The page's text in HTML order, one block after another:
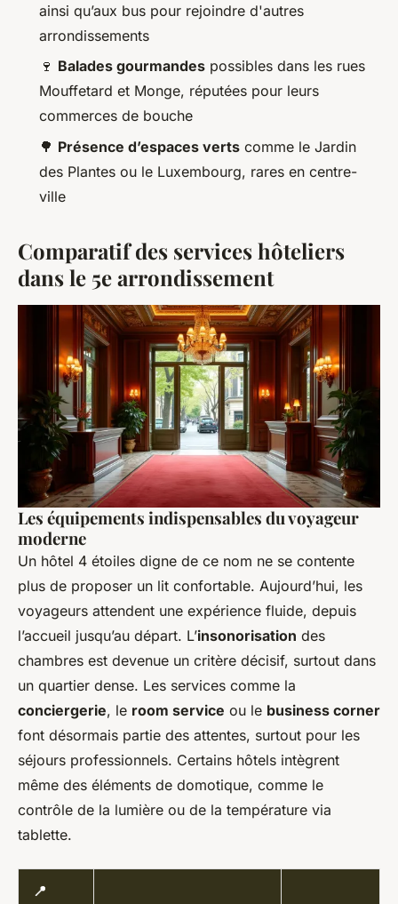
ainsi qu’aux bus pour rejoindre d'autres
arrondissements
🍷 Balades gourmandes possibles dans les rues
Mouffetard et Monge, réputées pour leurs
commerces de bouche
🌳 Présence d’espaces verts comme le Jardin
des Plantes ou le Luxembourg, rares en centre-
ville
Comparatif des services hôteliers
dans le 5e arrondissement
Les équipements indispensables du voyageur
moderne
Un hôtel 4 étoiles digne de ce nom ne se contente
plus de proposer un lit confortable. Aujourd’hui, les
voyageurs attendent une expérience fluide, depuis
l’accueil jusqu’au départ. L’insonorisation des
chambres est devenue un critère décisif, surtout dans
un quartier dense. Les services comme la
conciergerie, le room service ou le business corner
font désormais partie des attentes, surtout pour les
séjours professionnels. Certains hôtels intègrent
même des éléments de domotique, comme le
contrôle de la lumière ou de la température via
tablette.
📍